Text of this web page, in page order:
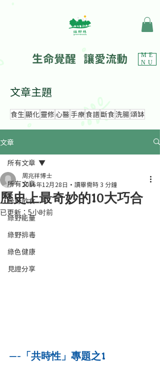
ME
NU
生命覺醒 讓愛流動
文章主題
食生顯化靈修心醫 手療食譜斷食洗腸頌缽
文章
所有文章
綠野飲食
綠野能量
綠野排毒
綠色健康
見證分享
所有文章
歷史上最奇妙的10大巧合
周兆祥博士
2016年12月28日
讀畢需時 3 分鐘
已更新： 5小时前
—-「共時性」專題之1